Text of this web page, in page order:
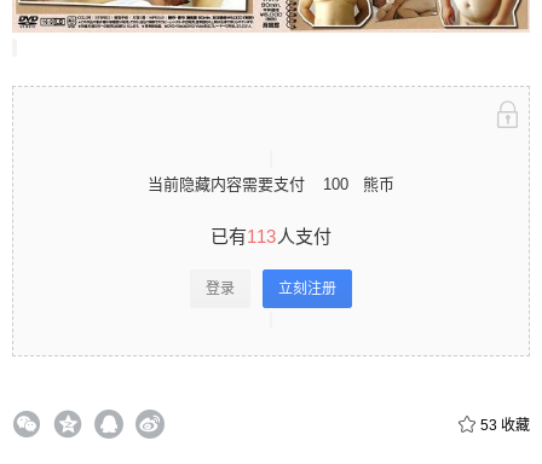
当前隐藏内容需要支付 100 熊币
已有113人支付
登录 立刻注册
53 收藏